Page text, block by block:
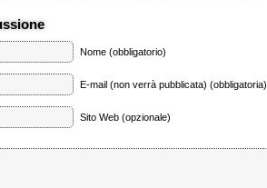
Nome (obbligatorio)
E-mail (non verrà pubblicata) (obbligatoria)
Sito Web (opzionale)